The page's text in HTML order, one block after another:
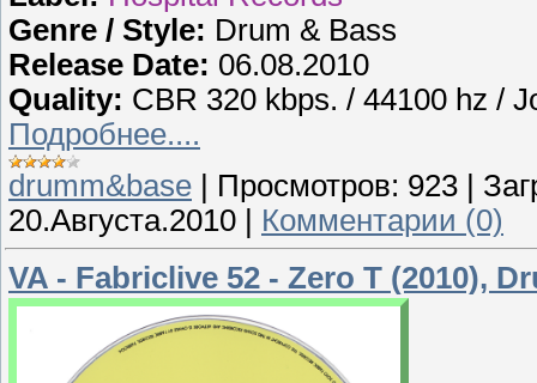
Genre / Style: Drum & Bass
Release Date: 06.08.2010
Quality: CBR 320 kbps. / 44100 hz /
Подробнее....
drumm&base
Просмотров: 923
20.Августа.2010
Комментарии (0)
VA - Fabriclive 52 - Zero T (2010),